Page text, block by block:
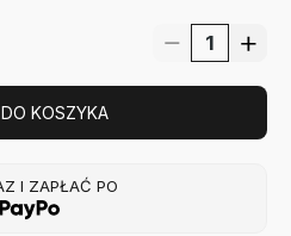
KOSZYKA
I ZAPŁAĆ PO